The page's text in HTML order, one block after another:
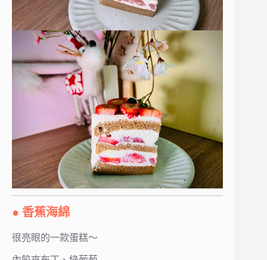
● 香蕉海綿
很亮眼的一款蛋糕～